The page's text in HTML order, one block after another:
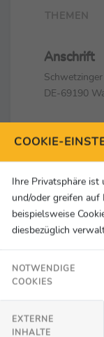
THEMEN
Anschrift
DE-69190
Kontakt
Denise
+49
+49
Social
AKTUELLE
COOKIE-
Ihre Privatsphäre
und/oder greifen
beispielsweise
diesbezüglich
NOTWENDIGE
COOKIES
EXTERNE
INHALTE